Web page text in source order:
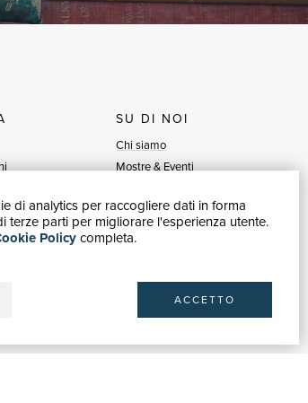
di analytics per raccogliere dati in forma
terze parti per migliorare l'esperienza utente.
Policycompleta.
ACCETTO
/ 18App
SU DI NOI
Chi siamo
Mostre & Eventi
Blog
Vendi con noi